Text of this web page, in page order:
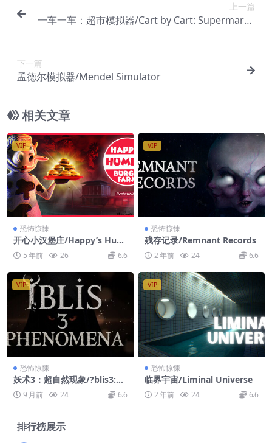
上一篇
一车一车：超市模拟器/Cart by Cart: Supermarke
下一篇
孟德尔模拟器/Mendel Simulator
相关文章
VIP
恐怖惊悚
开心小汉堡庄/Happy’s Hum
ble Burger Farm
5 年前 26 6.6
VIP
恐怖惊悚
残存记录/Remnant Records
2 年前 24 6.6
VIP
恐怖惊悚
妖术3：超自然现象/?blis3:Ph
enomena
9 月前 24 6.6
VIP
恐怖惊悚
临界宇宙/Liminal Universe
2 年前 24 6.6
排行榜展示